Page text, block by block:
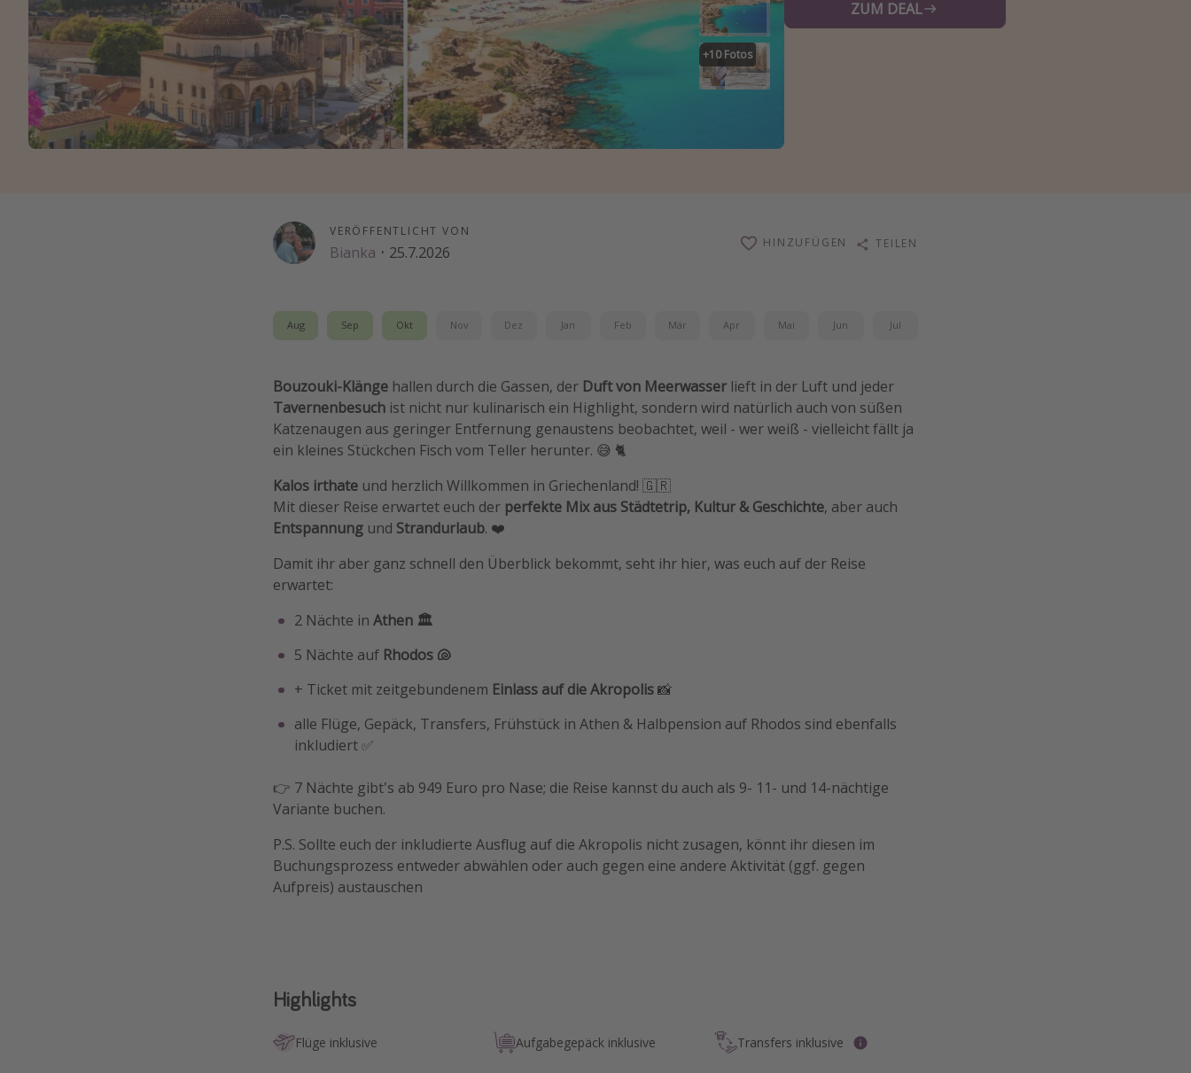
+10 Fotos
ZUM DEAL
VERÖFFENTLICHT VON
Bianka · 25.7.2026
HINZUFÜGEN TEILEN
Aug Sep Okt Nov Dez Jan Feb Mär Apr Mai Jun Jul
Bouzouki-Klänge hallen durch die Gassen, der Duft von Meerwasser lieft in der Luft und jeder
Tavernenbesuch ist nicht nur kulinarisch ein Highlight, sondern wird natürlich auch von süßen
Katzenaugen aus geringer Entfernung genaustens beobachtet, weil - wer weiß - vielleicht fällt ja
ein kleines Stückchen Fisch vom Teller herunter. 😅 🐈
Kalos irthate und herzlich Willkommen in Griechenland! 🇬🇷
Mit dieser Reise erwartet euch der perfekte Mix aus Städtetrip, Kultur & Geschichte, aber auch
Entspannung und Strandurlaub. ❤️
Damit ihr aber ganz schnell den Überblick bekommt, seht ihr hier, was euch auf der Reise
erwartet:
2 Nächte in Athen 🏛️
5 Nächte auf Rhodos 🐚
+ Ticket mit zeitgebundenem Einlass auf die Akropolis📸
alle Flüge, Gepäck, Transfers, Frühstück in Athen & Halbpension auf Rhodos sind ebenfalls
inkludiert ✅
👉 7 Nächte gibt's ab 949 Euro pro Nase; die Reise kannst du auch als 9- 11- und 14-nächtige
Variante buchen.
P.S. Sollte euch der inkludierte Ausflug auf die Akropolis nicht zusagen, könnt ihr diesen im
Buchungsprozess entweder abwählen oder auch gegen eine andere Aktivität (ggf. gegen
Aufpreis) austauschen
Highlights
Flüge inklusive Aufgabegepäck inklusive Transfers inklusive